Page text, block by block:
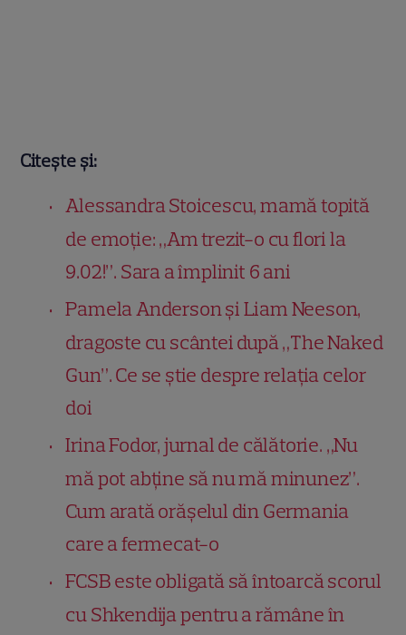
Citește și:
Alessandra Stoicescu, mamă topită
de emoție: „Am trezit-o cu flori la
9.02!”. Sara a împlinit 6 ani
Pamela Anderson și Liam Neeson,
dragoste cu scântei după „The Naked
Gun”. Ce se știe despre relația celor
doi
Irina Fodor, jurnal de călătorie. „Nu
mă pot abține să nu mă minunez”.
Cum arată orășelul din Germania
care a fermecat-o
FCSB este obligată să întoarcă scorul
cu Shkendija pentru a rămâne în